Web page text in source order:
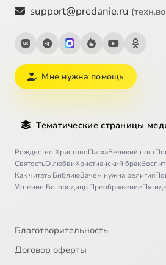
support@predanie.ru
Мне нужна помощь
Тематические страницы
Рождество ХристовоПасхаВеликий пост
СвятостьО любвиХристианский брак
Как читать БиблиюЗачем нужна религия
Успение БогородицыПреображение
Благотворительность
Договор оферты